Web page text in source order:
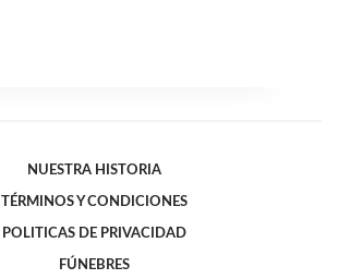
NUESTRA HISTORIA
TÉRMINOS Y CONDICIONES
POLITICAS DE PRIVACIDAD
FÚNEBRES